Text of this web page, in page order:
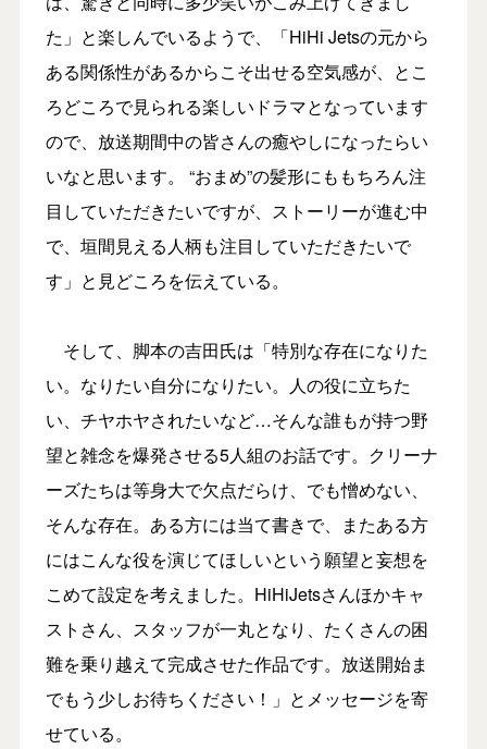
た」と楽しんでいるようで、「HiHi Jetsの元から
ある関係性があるからこそ出せる空気感が、とこ
ろどころで見られる楽しいドラマとなっています
ので、放送期間中の皆さんの癒やしになったらい
いなと思います。 “おまめ”の髪形にももちろん注
目していただきたいですが、ストーリーが進む中
で、垣間見える人柄も注目していただきたいで
す」と見どころを伝えている。
そして、脚本の吉田氏は「特別な存在になりた
い。なりたい自分になりたい。人の役に立ちた
い、チヤホヤされたいなど…そんな誰もが持つ野
望と雑念を爆発させる5人組のお話です。クリーナ
ーズたちは等身大で欠点だらけ、でも憎めない、
そんな存在。ある方には当て書きで、またある方
にはこんな役を演じてほしいという願望と妄想を
こめて設定を考えました。HiHiJetsさんほかキャ
ストさん、スタッフが一丸となり、たくさんの困
難を乗り越えて完成させた作品です。放送開始ま
でもう少しお待ちください！」とメッセージを寄
せている。